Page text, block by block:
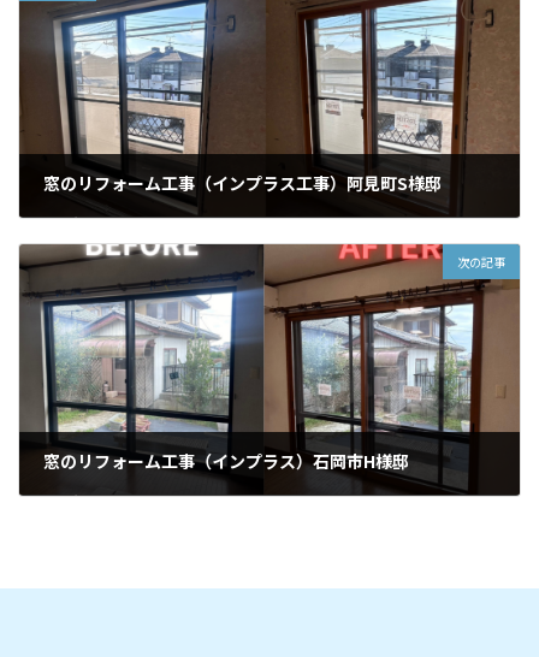
窓のリフォーム工事（インプラス工事）阿見町S様邸
2024年6月5日
次の記事
窓のリフォーム工事（インプラス）石岡市H様邸
2024年6月15日